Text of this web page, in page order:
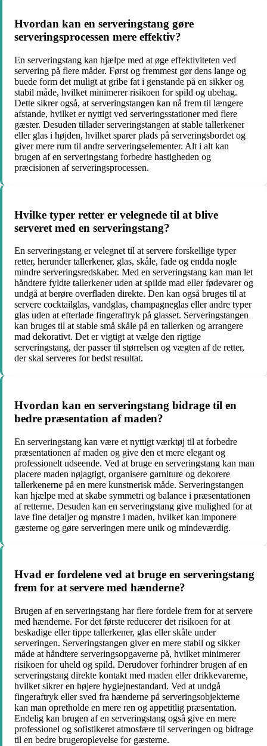
Hvordan kan en serveringstang gøre
serveringsprocessen mere effektiv?
En serveringstang kan hjælpe med at øge effektiviteten ved
servering på flere måder. Først og fremmest gør dens lange og
buede form det muligt at gribe fat i genstande på en sikker og
stabil måde, hvilket minimerer risikoen for spild og ubehag.
Dette sikrer også, at serveringstangen kan nå frem til længere
afstande, hvilket er nyttigt ved serveringsstationer med flere
gæster. Desuden tillader serveringstangen at stable tallerkener
eller glas i højden, hvilket sparer plads på serveringsbordet og
giver mere rum til andre serveringselementer. Alt i alt kan
brugen af en serveringstang forbedre hastigheden og
præcisionen af serveringsprocessen.
Hvilke typer retter er velegnede til at blive
serveret med en serveringstang?
En serveringstang er velegnet til at servere forskellige typer
retter, herunder tallerkener, glas, skåle, fade og endda nogle
mindre serveringsredskaber. Med en serveringstang kan man let
håndtere fyldte tallerkener uden at spilde mad eller fødevarer og
undgå at berøre overfladen direkte. Den kan også bruges til at
servere cocktailglas, vandglas, champagneglas eller andre typer
glas uden at efterlade fingeraftryk på glasset. Serveringstangen
kan bruges til at stable små skåle på en tallerken og arrangere
mad dekorativt. Det er vigtigt at vælge den rigtige
serveringstang, der passer til størrelsen og vægten af de retter,
der skal serveres for bedst resultat.
Hvordan kan en serveringstang bidrage til en
bedre præsentation af maden?
En serveringstang kan være et nyttigt værktøj til at forbedre
præsentationen af maden og give den et mere elegant og
professionelt udseende. Ved at bruge en serveringstang kan man
placere maden nøjagtigt, organisere garniture og dekorere
tallerkenerne på en mere kunstnerisk måde. Serveringstangen
kan hjælpe med at skabe symmetri og balance i præsentationen
af retterne. Desuden kan en serveringstang give mulighed for at
lave fine detaljer og mønstre i maden, hvilket kan imponere
gæsterne og gøre serveringen mere unik og mindeværdig.
Hvad er fordelene ved at bruge en serveringstang
frem for at servere med hænderne?
Brugen af en serveringstang har flere fordele frem for at servere
med hænderne. For det første reducerer det risikoen for at
beskadige eller tippe tallerkener, glas eller skåle under
serveringen. Serveringstangen giver en mere stabil og sikker
måde at håndtere serveringsopgaverne på, hvilket minimerer
risikoen for uheld og spild. Derudover forhindrer brugen af en
serveringstang direkte kontakt med maden eller drikkevarerne,
hvilket sikrer en højere hygiejnestandard. Ved at undgå
fingeraftryk eller sved fra hænderne på serveringsobjekterne
kan man opretholde en mere ren og appetitlig præsentation.
Endelig kan brugen af en serveringstang også give en mere
professionel og sofistikeret atmosfære til serveringen og bidrage
til en bedre brugeroplevelse for gæsterne.